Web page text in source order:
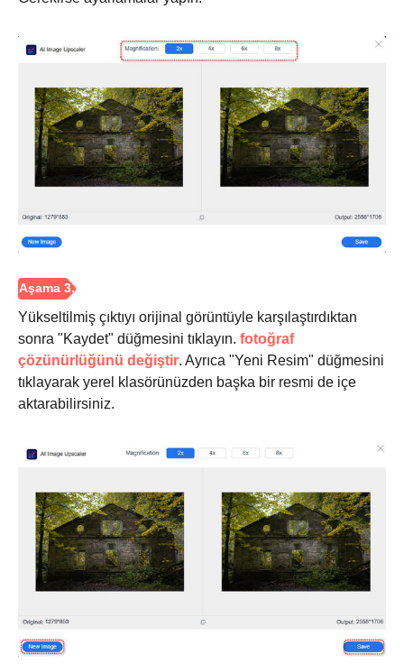
Adım 2.
Yükseltilmiş çıktıyı orijinal görüntüyle karşılaştırdıktan
sonra "Kaydet" düğmesini tıklayın. fotoğraf
çözünürlüğünü değiştir. Ayrıca "Yeni Resim" düğmesini
tıklayarak yerel klasörünüzden başka bir resmi de içe
aktarabilirsiniz.